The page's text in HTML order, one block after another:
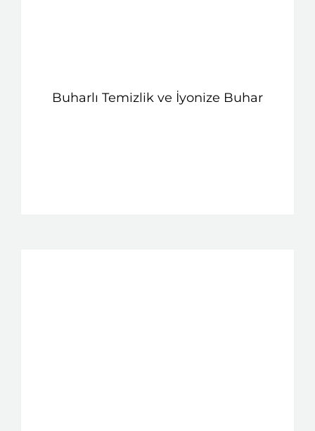
Buharlı Temizlik ve İyonize Buhar